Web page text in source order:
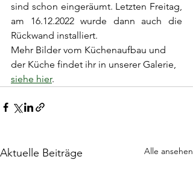
sind schon eingeräumt. Letzten Freitag,
am 16.12.2022 wurde dann auch die
Rückwand installiert.
Mehr Bilder vom Küchenaufbau und
der Küche findet ihr in unserer Galerie,
siehe hier.
Aktuelle Beiträge Alle ansehen